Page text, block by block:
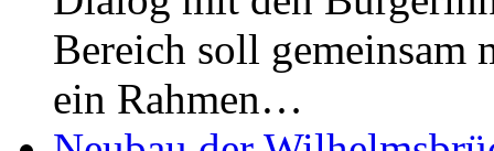
Bereich soll gemeinsam
ein Rahmen…